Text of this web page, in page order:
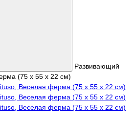
Развивающий
(75 х 55 х 22 см)